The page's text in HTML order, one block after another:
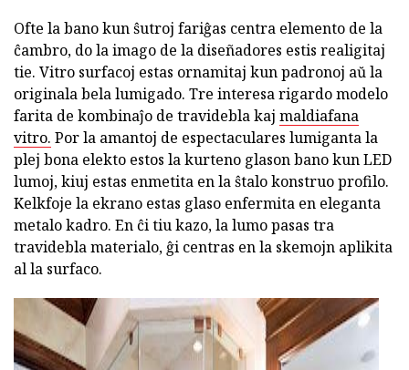
Ofte la bano kun ŝutroj fariĝas centra elemento de la
ĉambro, do la imago de la diseñadores estis realigitaj
tie. Vitro surfacoj estas ornamitaj kun padronoj aŭ la
originala bela lumigado. Tre interesa rigardo modelo
farita de kombinaĵo de travidebla kaj maldiafana
vitro. Por la amantoj de espectaculares lumiganta la
plej bona elekto estos la kurteno glason bano kun LED
lumoj, kiuj estas enmetita en la ŝtalo konstruo profilo.
Kelkfoje la ekrano estas glaso enfermita en eleganta
metalo kadro. En ĉi tiu kazo, la lumo pasas tra
travidebla materialo, ĝi centras en la skemojn aplikita
al la surfaco.